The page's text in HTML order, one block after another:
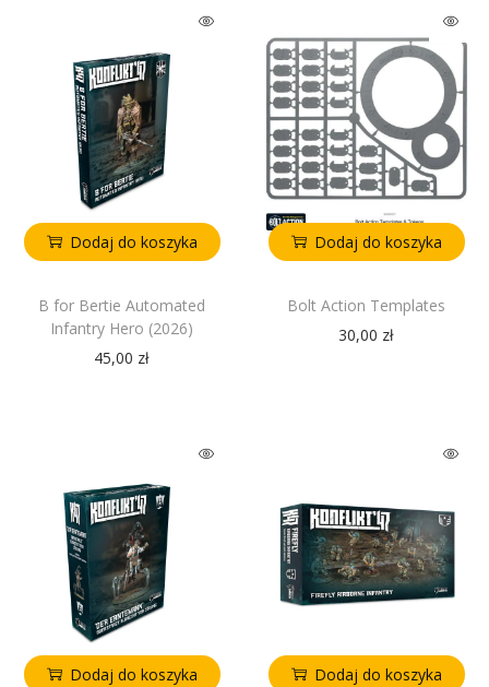
Dodaj do koszyka
B for Bertie Automated
Infantry Hero (2026)
45,00 zł
Dodaj do koszyka
Bolt Action Templates
30,00 zł
Dodaj do koszyka Dodaj do koszyka